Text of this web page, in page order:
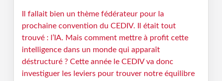
Il fallait bien un thème fédérateur pour la
prochaine convention du CEDIV. Il était tout
trouvé : l’IA. Mais comment mettre à profit cette
intelligence dans un monde qui apparaît
déstructuré ? Cette année le CEDIV va donc
investiguer les leviers pour trouver notre équilibre